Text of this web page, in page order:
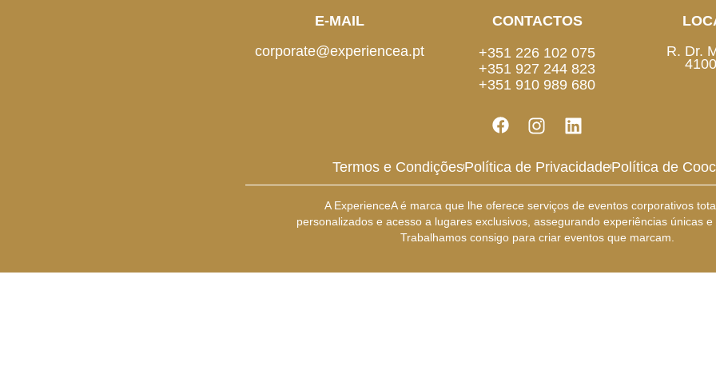
E-MAIL
corporate@experiencea.pt
CONTACTOS
+351 226 102 075
+351 927 244 823
+351 910 989 680
R. Dr.
Termos e CondiçõesPolítica de PrivacidadePolítica de
A ExperienceA é marca que lhe oferece serviços de eventos corporativos
personalizados e acesso a lugares exclusivos, assegurando experiências únicas e
Trabalhamos consigo para criar eventos que marcam.